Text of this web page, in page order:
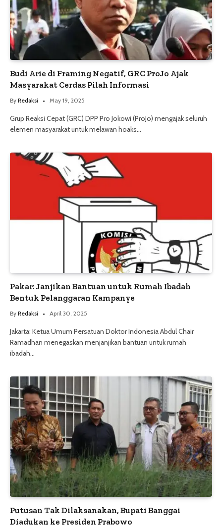
Budi Arie di Framing Negatif, GRC ProJo Ajak
Masyarakat Cerdas Pilah Informasi
By Redaksi May 19, 2025
Grup Reaksi Cepat (GRC) DPP Pro Jokowi (ProJo) mengajak seluruh
elemen masyarakat untuk melawan hoaks…
Pakar: Janjikan Bantuan untuk Rumah Ibadah
Bentuk Pelanggaran Kampanye
By Redaksi April 30, 2025
Jakarta: Ketua Umum Persatuan Doktor Indonesia Abdul Chair
Ramadhan menegaskan menjanjikan bantuan untuk rumah
ibadah…
Putusan Tak Dilaksanakan, Bupati Banggai
Diadukan ke Presiden Prabowo